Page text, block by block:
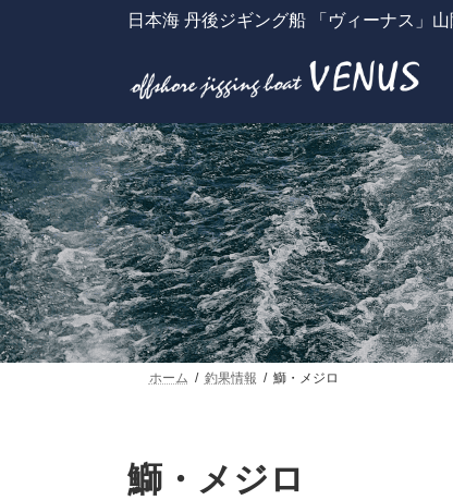
へ
ス
キ
ッ
プ
ョ
ン
に
移
動
日本海 丹後ジギング船 「ヴィーナス」
ホーム 釣果情報 鰤・メジロ
鰤・メジロ